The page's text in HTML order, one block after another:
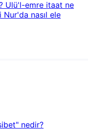
Ulü'l-emre itaat ne
Nur'da nasıl ele
nedir?